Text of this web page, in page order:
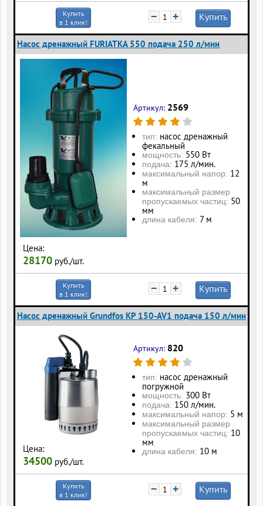
Купить
в 1 клик!
− + Купить
Насос дренажный FURIATKA 550 подача 250 л/мин
Цена:
28170 руб./шт.
Артикул: 2569
тип: насос дренажный
фекальный
мощность: 550 Вт
подача: 175 л/мин.
максимальный напор: 12
м
максимальный размер
пропускаемых частиц: 50
мм
длина кабеля: 7 м
Купить
в 1 клик!
− + Купить
Насос дренажный Grundfos KP 150-AV1 подача 150 л/мин
Цена:
34500 руб./шт.
Артикул: 820
тип: насос дренажный
погружной
мощность: 300 Вт
подача: 150 л/мин.
максимальный напор: 5 м
максимальный размер
пропускаемых частиц: 10
мм
длина кабеля: 10 м
Купить
в 1 клик!
− + Купить